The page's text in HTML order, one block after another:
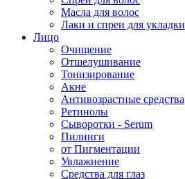
Масла для волос
Лаки и спреи для укладки
Лицо
Очищение
Отшелушивание
Тонизирование
Акне
Антивозрастные средства
Ретинолы
Сыворотки - Serum
Пилинги
от Пигментации
Увлажнение
Средства для глаз